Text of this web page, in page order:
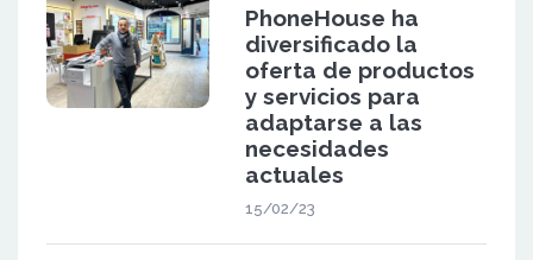
PhoneHouse ha
diversificado la
oferta de productos
y servicios para
adaptarse a las
necesidades
actuales
15/02/23